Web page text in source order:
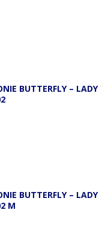
BUTTERFLY – LADY
BUTTERFLY – LADY
M